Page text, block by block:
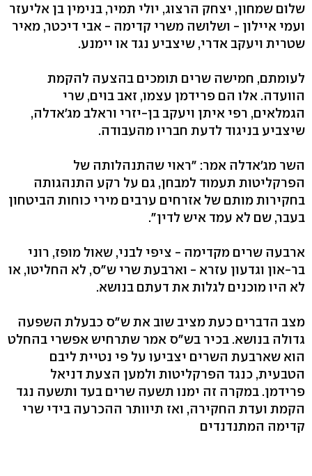
שלום שמחון, יצחק הרצוג, יולי תמיר, בנימין בן אליעזר
ועמי איילון - ושלושה משרי קדימה - אבי דיכטר, מאיר
שטרית ויעקב אדרי, שיצביע נגד או יימנע.
לעומתם, חמישה שרים תומכים בהצעה להקמת
הוועדה. אלו הם פרידמן עצמו, זאב בוים, שרי
הגמלאים, רפי איתן ויעקב בן-יזרי וראלב מג'אדלה,
שיצביע בניגוד לדעת חבריו מהעבודה.
השר מג'אדלה אמר: "ראוי שהתנהלותה של
הפרקליטות תעמוד למבחן, גם על רקע התנהגותה
בחקירות מותם של אזרחים ערבים מירי כוחות הביטחון
בעבר, שם לא עמד איש לדין".
ארבעה שרים מקדימה - ציפי לבני, שאול מופז, רוני
בר-און וגדעון עזרא - וארבעת שרי ש"ס, לא החליטו, או
לא היו מוכנים לגלות את דעתם בנושא.
מצב הדברים כעת מציב שוב את ש"ס כבעלת השפעה
גדולה בנושא. בכיר בש"ס אמר שתרחיש אפשרי בהחלט
הוא שארבעת השרים יצביעו על פי נטיית ליבם
הטבעית, כנגד הפרקליטות ולמען הצעת דניאל
פרידמן. במקרה זה ימנו תשעה שרים בעד ותשעה נגד
הקמת ועדת החקירה, ואז תיוותר ההכרעה בידי שרי
קדימה המתנדנדים